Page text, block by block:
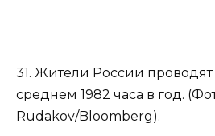
31. Жители России проводят
среднем 1982 часа в год.
Rudakov/Bloomberg).